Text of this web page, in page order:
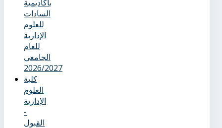
بأكاديمية
السادات
للعلوم
الإدارية
للعام
الجامعي
2026/2027
كلية
العلوم
الإدارية
-
القبول